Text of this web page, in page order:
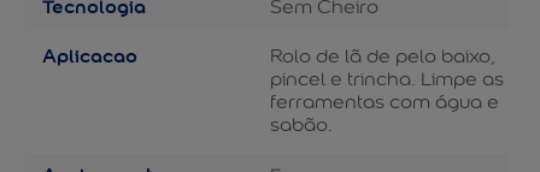
Sem Cheiro
Aplicacao
Rolo de lã de pelo baixo,
pincel e trincha. Limpe as
ferramentas com água e
sabão.